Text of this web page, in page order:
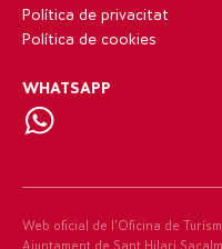
Política de privacitat
Política de cookies
WHATSAPP
Web oficial de l’Oficina de
Ajuntament de Sant Hilari Sacalm